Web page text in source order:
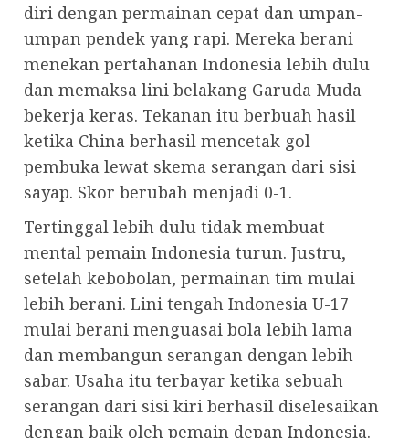
diri dengan permainan cepat dan umpan-
umpan pendek yang rapi. Mereka berani
menekan pertahanan Indonesia lebih dulu
dan memaksa lini belakang Garuda Muda
bekerja keras. Tekanan itu berbuah hasil
ketika China berhasil mencetak gol
pembuka lewat skema serangan dari sisi
sayap. Skor berubah menjadi 0-1.
Tertinggal lebih dulu tidak membuat
mental pemain Indonesia turun. Justru,
setelah kebobolan, permainan tim mulai
lebih berani. Lini tengah Indonesia U-17
mulai berani menguasai bola lebih lama
dan membangun serangan dengan lebih
sabar. Usaha itu terbayar ketika sebuah
serangan dari sisi kiri berhasil diselesaikan
dengan baik oleh pemain depan Indonesia.